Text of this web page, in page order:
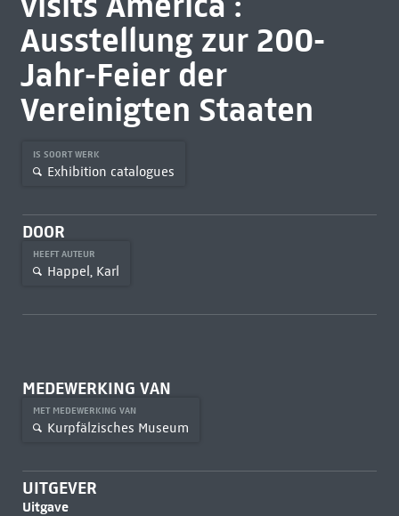
Ausstellung zur 200-
Jahr-Feier der
Vereinigten Staaten
IS SOORT WERK
Exhibition catalogues
DOOR
HEEFT AUTEUR
Happel, Karl
MEDEWERKING VAN
MET MEDEWERKING VAN
Kurpfälzisches Museum
UITGEVER
Uitgave